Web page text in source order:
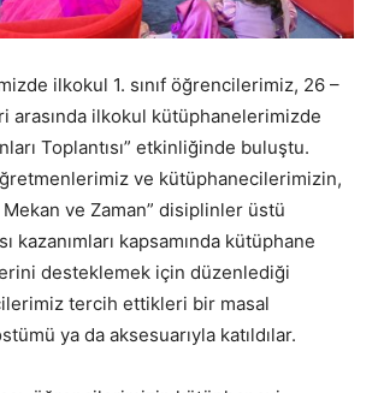
ilkokul 1. sınıf öğrencilerimiz, 26 –
arasında ilkokul kütüphanelerimizde
Toplantısı” etkinliğinde buluştu.
ve kütüphanecilerimizin,
ve Zaman” disiplinler üstü
kazanımları kapsamında kütüphane
desteklemek için düzenlediği
tercih ettikleri bir masal
ya da aksesuarıyla katıldılar.